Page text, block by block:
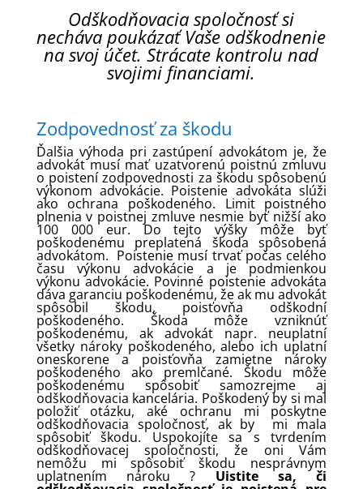
Odškodňovacia spoločnosť si
necháva poukázať Vaše odškodnenie
na svoj účet. Strácate kontrolu nad
svojimi financiami.
Zodpovednosť za škodu
Ďalšia výhoda pri zastúpení advokátom je, že
advokát musí mať uzatvorenú poistnú zmluvu
o poistení zodpovednosti za škodu spôsobenú
výkonom advokácie. Poistenie advokáta slúži
ako ochrana poškodeného. Limit poistného
plnenia v poistnej zmluve nesmie byť nižší ako
100 000 eur. Do tejto výšky môže byť
poškodenému preplatená škoda spôsobená
advokátom. Poistenie musí trvať počas celého
času výkonu advokácie a je podmienkou
výkonu advokácie. Povinné poistenie advokáta
dáva garanciu poškodenému, že ak mu advokát
spôsobil škodu, poisťovňa odškodní
poškodeného. Škoda môže vzniknúť
poškodenému, ak advokát napr. neuplatní
všetky nároky poškodeného, alebo ich uplatní
oneskorene a poisťovňa zamietne nároky
poškodeného ako premlčané. Škodu môže
poškodenému spôsobiť samozrejme aj
odškodňovacia kancelária. Poškodený by si mal
položiť otázku, aké ochranu mi poskytne
odškodňovacia spoločnosť, ak by mi mala
spôsobiť škodu. Uspokojíte sa s tvrdením
odškodňovacej spoločnosti, že oni Vám
nemôžu mi spôsobiť škodu nesprávnym
uplatnením nároku ? Uistite sa, či